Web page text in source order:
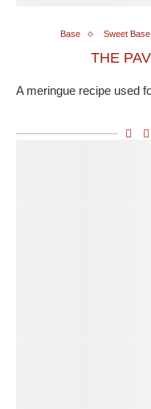
Base Sweet Base
THE
A meringue recipe used